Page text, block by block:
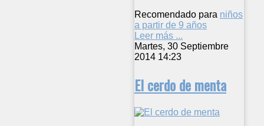
Recomendado para niños
a partir de 9 años
Leer más ...
Martes, 30 Septiembre
2014 14:23
El cerdo de menta